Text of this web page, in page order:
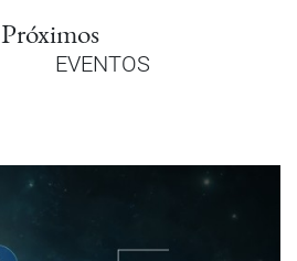
Próximos
EVENTOS